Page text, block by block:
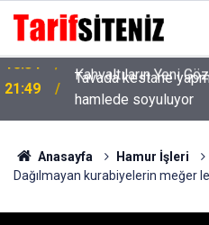
21:49
Tavada kestane
hamlede soyuluyor
Anasayfa Hamur İşleri
Dağılmayan kurabiyelerin meğer